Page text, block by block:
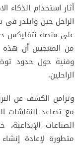
أثار استخدام الذكاء
الراحل جين وايلدر
على منصة نتفليكس
من المعجبين أن هذه
وفنية حول حدود
الراحلين.
مع تصاعد النقاشات
الصناعات
متطورة لإعادة